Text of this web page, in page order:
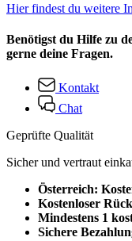
Hier findest du weitere
Benötigst du Hilfe zu
gerne deine Fragen.
Kontakt
Chat
Geprüfte Qualität
Sicher und vertraut
Österreich:
Kostenloser
Mindestens 1
Sichere